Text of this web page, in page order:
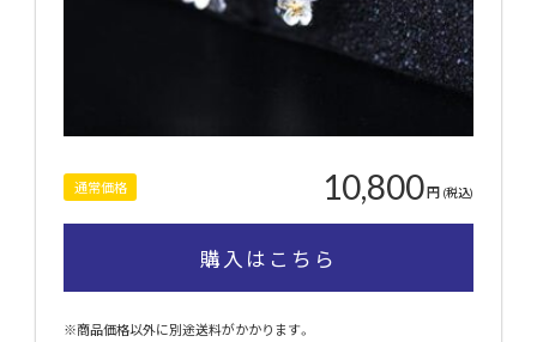
通常価格 10,800円 (税込)
購入はこちら
※商品価格以外に別途送料がかかります。